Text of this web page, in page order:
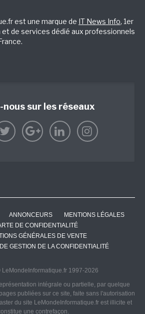
est une marque de IT News Info, 1er
de services dédié aux professionnels
nous sur les réseaux
ANNONCEURS
MENTIONS LÉGALES
DE CONFIDENTIALITÉ
GÉNÉRALES DE VENTE
GESTION DE LA CONFIDENTIALITÉ
1997-2026
intégrale ou partielle, par quelque
publiées sur ce site, faite sans l'autorisation
du site LeMondeInformatique.fr est illicite et
une contrefaçon.